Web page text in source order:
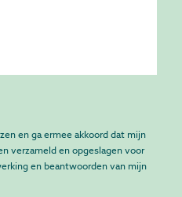
en ga ermee akkoord dat mijn
verzameld en opgeslagen voor
en beantwoorden van mijn